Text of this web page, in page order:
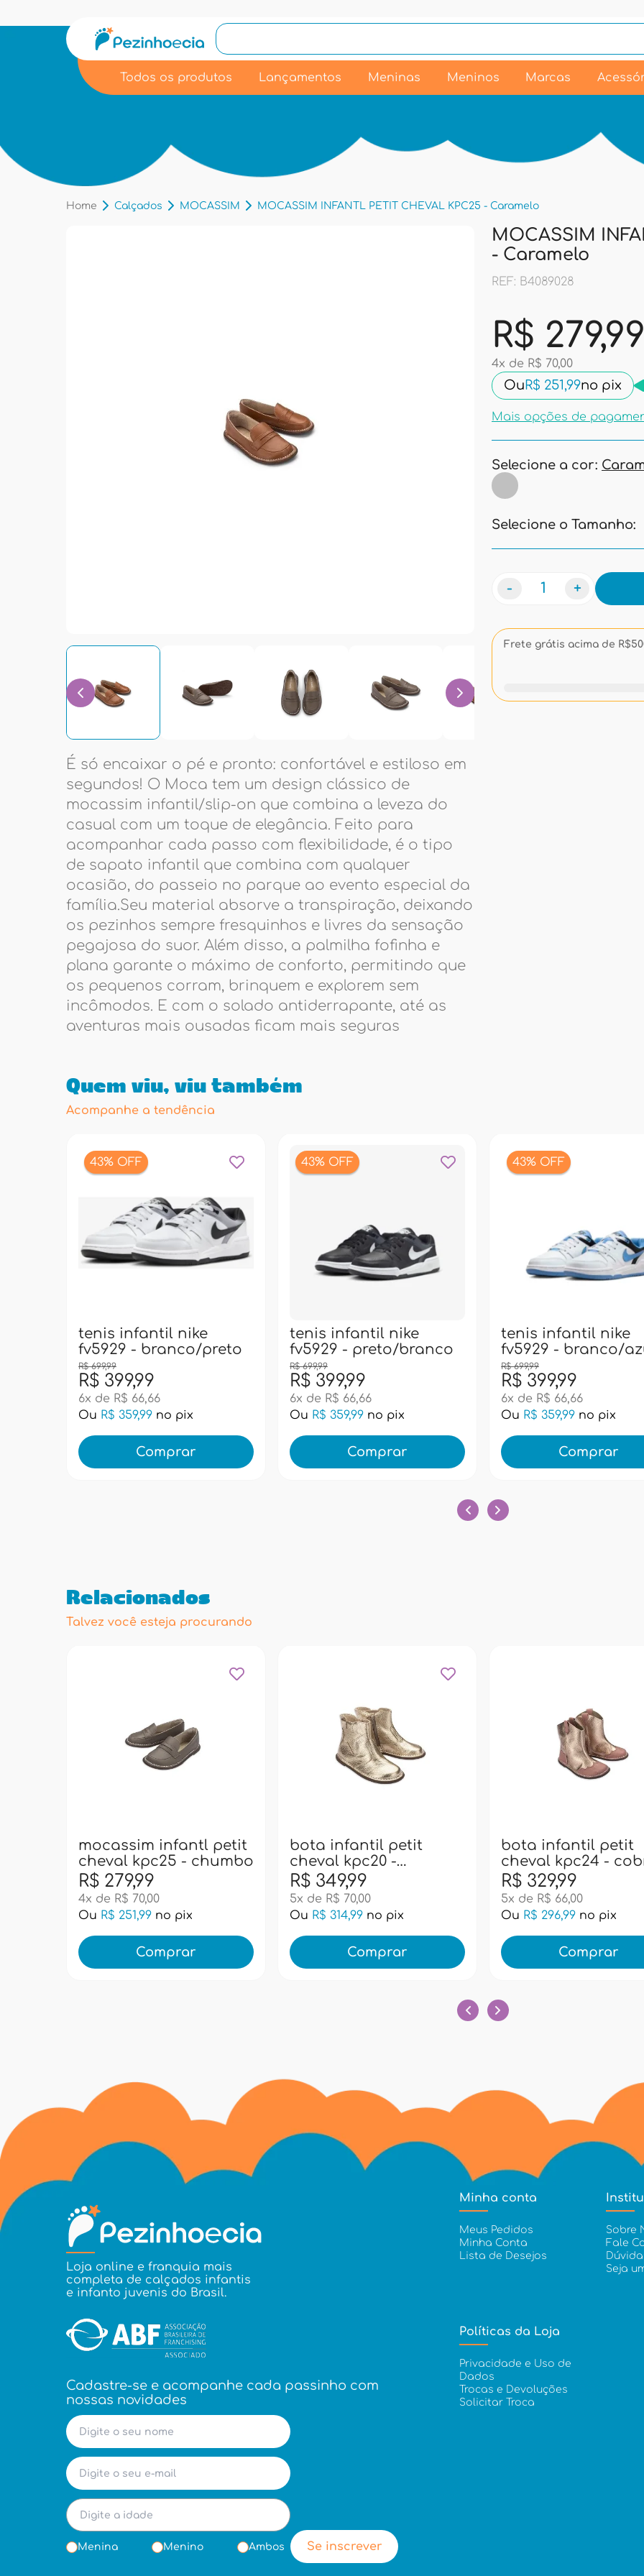
Todos os produtos Lançamentos Meninas Meninos Marcas
Home Calçados MOCASSIM MOCASSIM INFANTL PETIT CHEVAL KPC25 - Caramelo
É só encaixar o pé e pronto: confortável e estiloso em
segundos! O Moca tem um design clássico de
mocassim infantil/slip-on que combina a leveza do
casual com um toque de elegância. Feito para
acompanhar cada passo com flexibilidade, é o tipo
de sapato infantil que combina com qualquer
ocasião, do passeio no parque ao evento especial da
família.Seu material absorve a transpiração, deixando
os pezinhos sempre fresquinhos e livres da sensação
pegajosa do suor. Além disso, a palmilha fofinha e
plana garante o máximo de conforto, permitindo que
os pequenos corram, brinquem e explorem sem
incômodos. E com o solado antiderrapante, até as
aventuras mais ousadas ficam mais seguras
MOCASSIM
- Caramelo
REF: B4089028
R$ 279,99
4x de R$ 70,00
Ou R$ 251,99no pix
Mais opções de
Selecione a cor:
Selecione o Tamanho:
- +
Frete grátis acima de
Quem viu, viu também
Acompanhe a tendência
43% OFF
tenis infantil nike
fv5929 - branco/preto
R$ 399,99
R$ 699,99
6x de R$ 66,66
Ou R$ 359,99 no pix
Comprar
43% OFF
tenis infantil nike
fv5929 - preto/branco
R$ 399,99
R$ 699,99
6x de R$ 66,66
Ou R$ 359,99 no pix
Comprar
43% OFF
tenis infantil nike
fv5929 - branco/
R$ 399,99
R$ 699,99
6x de R$ 66,66
Ou R$ 359,99 no pix
Comprar
Relacionados
Talvez você esteja procurando
mocassim infantl petit
cheval kpc25 - chumbo
R$ 279,99
4x de R$ 70,00
Ou R$ 251,99 no pix
Comprar
bota infantil petit
cheval kpc20 -
dourado
R$ 349,99
5x de R$ 70,00
Ou R$ 314,99 no pix
Comprar
bota infantil petit
cheval kpc24 -
R$ 329,99
5x de R$ 66,00
Ou R$ 296,99 no pix
Comprar
Loja online e franquia mais
completa de calçados infantis
e infanto juvenis do Brasil.
Cadastre-se e acompanhe cada passinho com
nossas novidades
Menina Menino Ambos Se inscrever
Minha conta
Meus Pedidos
Minha Conta
Lista de Desejos
Sobre
Fale
Seja
Políticas da Loja
Privacidade e Uso de
Dados
Trocas e Devoluções
Solicitar Troca